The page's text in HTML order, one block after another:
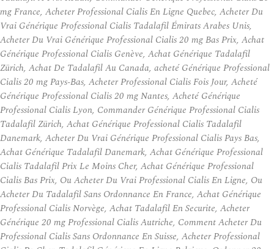
mg France, Acheter Professional Cialis En Ligne Quebec, Acheter Du
Vrai Générique Professional Cialis Tadalafil Émirats Arabes Unis,
Acheter Du Vrai Générique Professional Cialis 20 mg Bas Prix, Achat
Générique Professional Cialis Genève, Achat Générique Tadalafil
Zürich, Achat De Tadalafil Au Canada, acheté Générique Professional
Cialis 20 mg Pays-Bas, Acheter Professional Cialis Fois Jour, Acheté
Générique Professional Cialis 20 mg Nantes, Acheté Générique
Professional Cialis Lyon, Commander Générique Professional Cialis
Tadalafil Zürich, Achat Générique Professional Cialis Tadalafil
Danemark, Acheter Du Vrai Générique Professional Cialis Pays Bas,
Achat Générique Tadalafil Danemark, Achat Générique Professional
Cialis Tadalafil Prix Le Moins Cher, Achat Générique Professional
Cialis Bas Prix, Ou Acheter Du Vrai Professional Cialis En Ligne, Ou
Acheter Du Tadalafil Sans Ordonnance En France, Achat Générique
Professional Cialis Norvège, Achat Tadalafil En Securite, Acheter
Générique 20 mg Professional Cialis Autriche, Comment Acheter Du
Professional Cialis Sans Ordonnance En Suisse, Acheter Professional